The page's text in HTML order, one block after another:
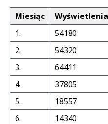
Miesiąc Wyświetlenia
1.
54180
2.
54320
3.
64411
4.
37805
5.
18557
6.
14340